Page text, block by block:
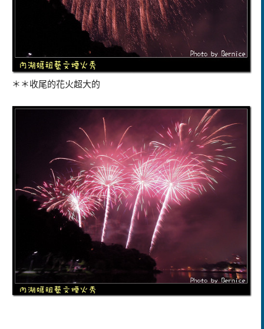
＊＊收尾的花火超大的